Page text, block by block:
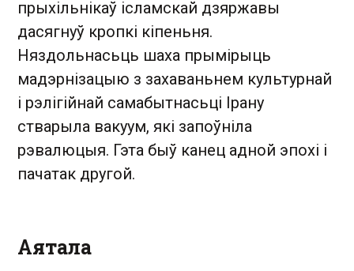
прыхільнікаў ісламскай дзяржавы
дасягнуў кропкі кіпеньня.
Няздольнасьць шаха прымірыць
мадэрнізацыю з захаваньнем культурнай
і рэлігійнай самабытнасьці Ірану
стварыла вакуум, які запоўніла
рэвалюцыя. Гэта быў канец адной эпохі і
пачатак другой.
Аятала